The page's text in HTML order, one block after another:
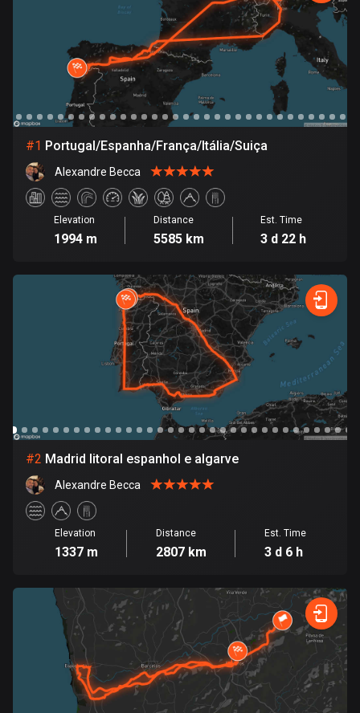
Armenia
2 routes
Aruba
8 routes
Australia
Austria
5711 routes
5 routes
Bangladesh
15 routes
141 routes
Belgium
4924 routes
17 routes
Bhutan
3 routes
Bolivia
99 routes
#1 Portugal/Espanha/França/Itália/Suiça
Alexandre Becca
Elevation
1994 m
Distance
5585 km
Est. Time
3 d 22 h
#2 Madrid litoral espanhol e algarve
Alexandre Becca
Elevation
1337 m
Distance
2807 km
Est. Time
3 d 6 h